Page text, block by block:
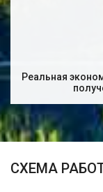
Реальная
СХЕМА